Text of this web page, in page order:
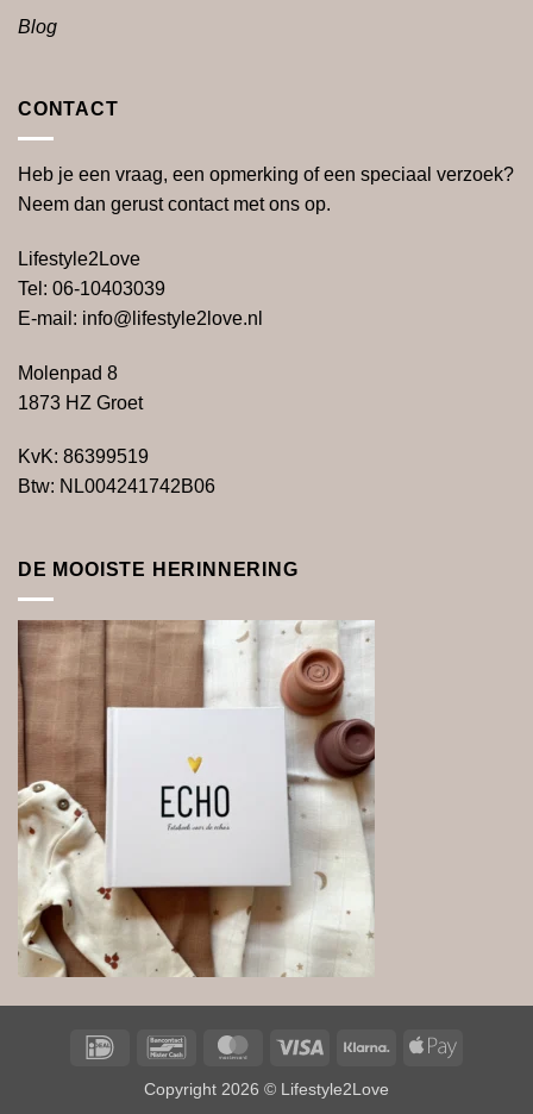
Blog
CONTACT
Heb je een vraag, een opmerking of een speciaal verzoek?
Neem dan gerust contact met ons op.
Lifestyle2Love
Tel: 06-10403039
E-mail: info@lifestyle2love.nl
Molenpad 8
1873 HZ Groet
KvK: 86399519
Btw: NL004241742B06
DE MOOISTE HERINNERING
IDeal BancontactMasterCardVisa Klarna
Apple
Copyright 2026 © Lifestyle2Love